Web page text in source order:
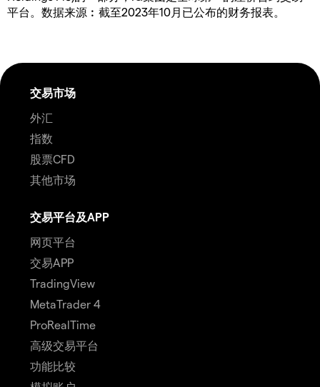
平台。数据来源︰截至2023年10月已公布的财务报表。
交易市场
外汇
指数
股票CFD
其他市场
交易平台及APP
网页平台
交易APP
TradingView
MetaTrader 4
ProRealTime
高级交易平台
功能比较